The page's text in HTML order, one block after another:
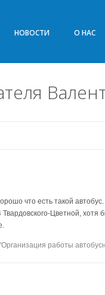
НОВОСТИ О НАС
что есть такой
Цветной, хотя
работы